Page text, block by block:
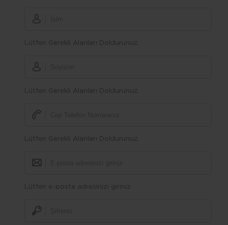
Lütfen Gerekli Alanları Doldurunuz.
Lütfen Gerekli Alanları Doldurunuz.
Lütfen Gerekli Alanları Doldurunuz.
Lütfen e-posta adresinizi giriniz